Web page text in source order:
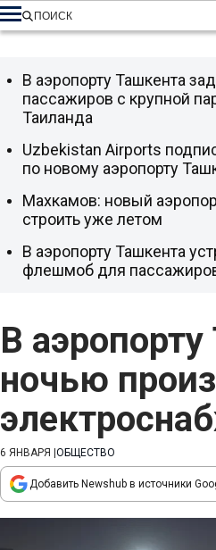
ПОИСК
В
ночью
6 ЯНВАРЯ ОБЩЕСТВО
Добавить Newshub в источники
В аэропорту Ташкента
пассажиров с крупной
Таиланда
Uzbekistan Airports
по новому аэропорту
Махкамов: новый
строить уже летом
В аэропорту Ташкента
флешмоб для